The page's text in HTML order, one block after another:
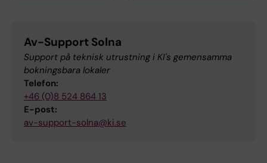
Av-Support Solna
Support på teknisk utrustning i KI's gemensamma
bokningsbara lokaler
Telefon:
+46 (0)8 524 864 13
E-post:
av-support-solna@ki.se